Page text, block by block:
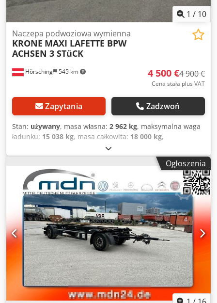
1 / 10
Hörsching 545 km
Naczepa podwoziowa wymienna
KRONE MAXI LAFETTE BPW
ACHSEN 3 STüCK
4 500 €4 900 €
Cena stała plus VAT
Zapytania Zadzwoń
Stan: używany, masa własna: 2 962 kg, maksymalna waga
ładunku: 15 038 kg, masa całkowita: 18 000 kg,
, pierwsza rejestracja:
zawieszenie:powietrze, rozmiar opony:445/45/R19,5,
Wyposażenie:ABS
, | Krone Maxi Lafette | Osie BPW z
hamulcami tarczowymi | Uchwyt na koło zapasowe |
Opony: 445/45 R19,5 | Z zastrzeżeniem pomyłek, błędów
wprowadzania danych i wcześniejszej sprzedaży. Dodeu D
Hn Ispfx Adwock
Ogłoszenia